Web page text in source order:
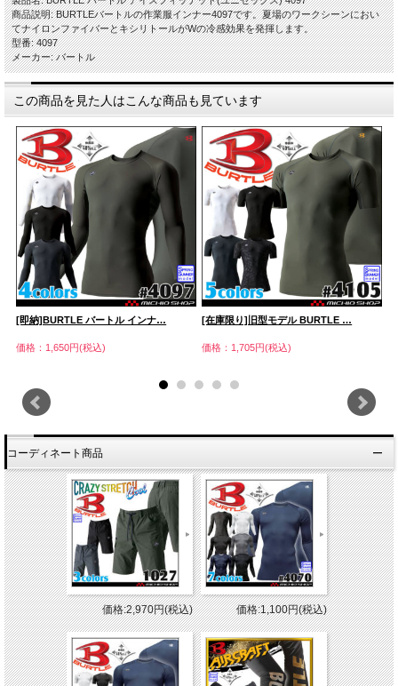
商品説明: BURTLEバートルの作業服インナー4097です。夏場のワークシーンにおい
てナイロンファイバーとキシリトールがWの冷感効果を発揮します。
型番: 4097
メーカー: バートル
この商品を見た人はこんな商品も見ています
[即納]BURTLE バートル インナ…
価格：1,650円(税込)
[在庫限り]旧型モデル BURTLE …
価格：1,705円(税込)
コーディネート商品
価格:2,970円(税込) 価格:1,100円(税込)